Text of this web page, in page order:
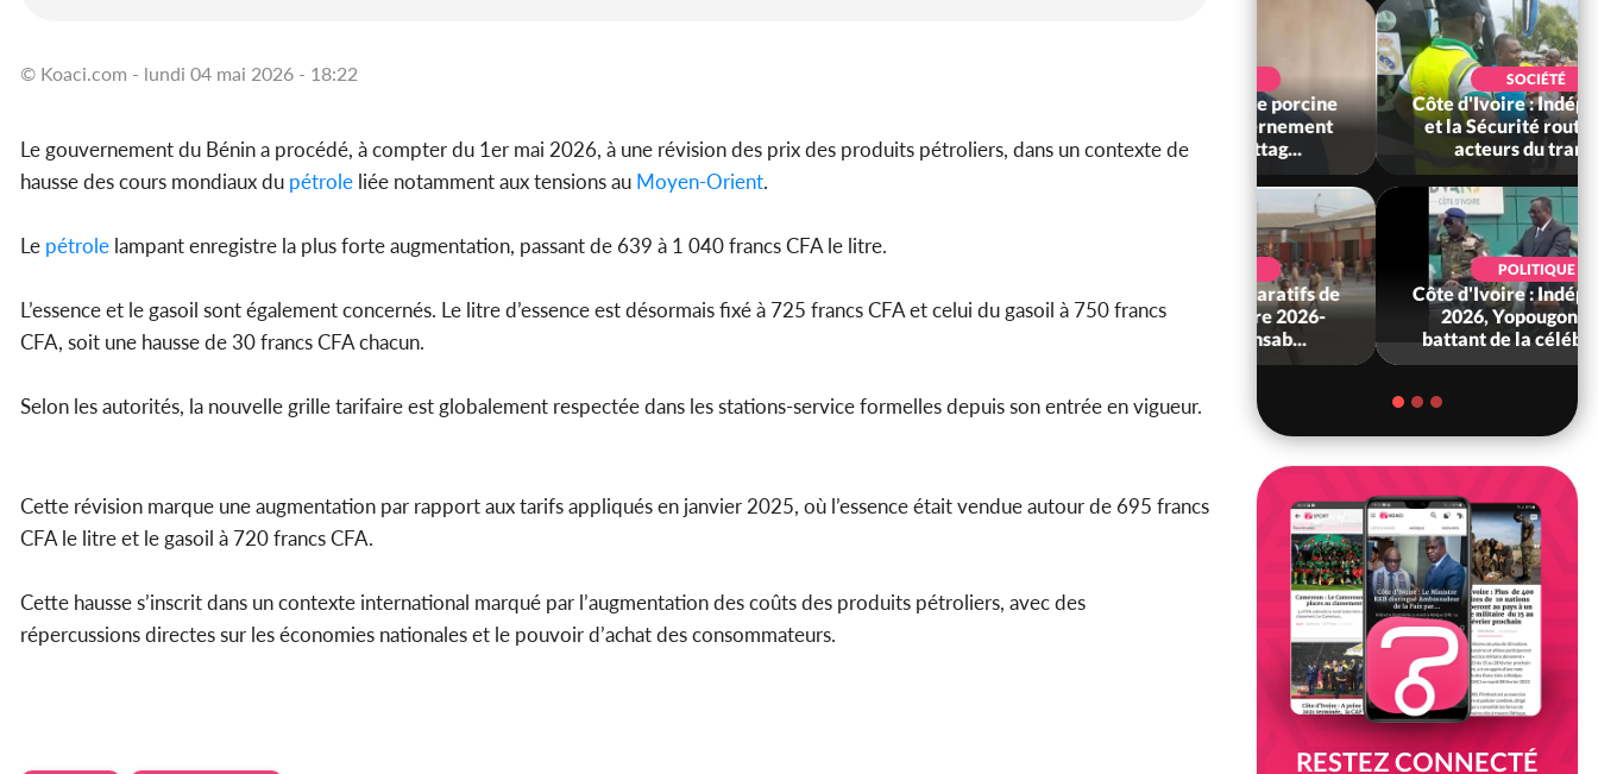
© Koaci.com - lundi 04 mai 2026 - 18:22
Le gouvernement du Bénin a procédé, à compter du 1er mai 2026, à une révision des prix des produits pétroliers, dans un contexte de
hausse des cours mondiaux du pétrole liée notamment aux tensions au Moyen-Orient.
Le pétrole lampant enregistre la plus forte augmentation, passant de 639 à 1 040 francs CFA le litre.
L’essence et le gasoil sont également concernés. Le litre d’essence est désormais fixé à 725 francs CFA et celui du gasoil à 750 francs
CFA, soit une hausse de 30 francs CFA chacun.
Selon les autorités, la nouvelle grille tarifaire est globalement respectée dans les stations-service formelles depuis son entrée en vigueur.
Cette révision marque une augmentation par rapport aux tarifs appliqués en janvier 2025, où l’essence était vendue autour de 695 francs
CFA le litre et le gasoil à 720 francs CFA.
Cette hausse s’inscrit dans un contexte international marqué par l’augmentation des coûts des produits pétroliers, avec des
répercussions directes sur les économies nationales et le pouvoir d’achat des consommateurs.
POLITIQUE
Côte d'Ivoire : Indépendance
2026, le discours très attendu
du PR Alassane...
ECONOMIE
Côte d'Ivoire-Burkina : La
CCI-BF désire instaurer un
échange constant avec...
RESTEZ CONNECTÉ